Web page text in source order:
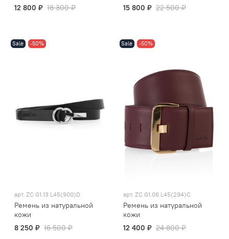
12 800 ₽ 18 300 ₽
15 800 ₽ 22 500 ₽
Sale -50%
арт. ZC G1.13 L45(900)D
Ремень из натуральной
кожи
8 250 ₽ 16 500 ₽
Sale -50%
арт. ZC G1.06 L45(294)C
Ремень из натуральной
кожи
12 400 ₽ 24 800 ₽